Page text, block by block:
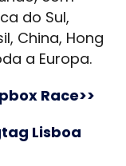
do Sul,
China, Hong
a Europa.
Race>>
Lisboa